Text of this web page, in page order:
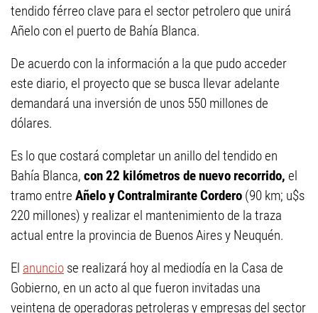
tendido férreo clave para el sector petrolero que unirá
Añelo con el puerto de Bahía Blanca.
De acuerdo con la información a la que pudo acceder
este diario, el proyecto que se busca llevar adelante
demandará una inversión de unos 550 millones de
dólares.
Es lo que costará completar un anillo del tendido en
Bahía Blanca, con 22 kilómetros de nuevo recorrido, el
tramo entre Añelo y Contralmirante Cordero (90 km; u$s
220 millones) y realizar el mantenimiento de la traza
actual entre la provincia de Buenos Aires y Neuquén.
El anuncio se realizará hoy al mediodía en la Casa de
Gobierno, en un acto al que fueron invitadas una
veintena de operadoras petroleras y empresas del sector